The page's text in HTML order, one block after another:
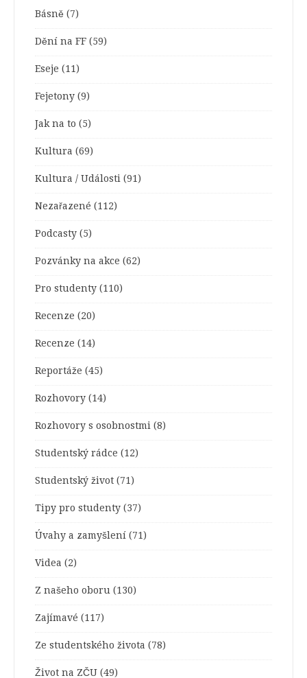
Básně (7)
Dění na FF (59)
Eseje (11)
Fejetony (9)
Jak na to (5)
Kultura (69)
Kultura / Události (91)
Nezařazené (112)
Podcasty (5)
Pozvánky na akce (62)
Pro studenty (110)
Recenze (20)
Recenze (14)
Reportáže (45)
Rozhovory (14)
Rozhovory s osobnostmi (8)
Studentský rádce (12)
Studentský život (71)
Tipy pro studenty (37)
Úvahy a zamyšlení (71)
Videa (2)
Z našeho oboru (130)
Zajímavé (117)
Ze studentského života (78)
Život na ZČU (49)